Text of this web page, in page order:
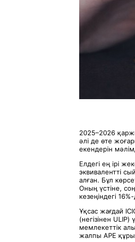
2025–2026
әлі де өте
екендерін
Елдегі ең ірі
эквивалентті
алған. Бұл
Оның үстіне,
кезеңіндегі
Ұқсас жағдай
(негізінен
мемлекеттік
жалпы APE